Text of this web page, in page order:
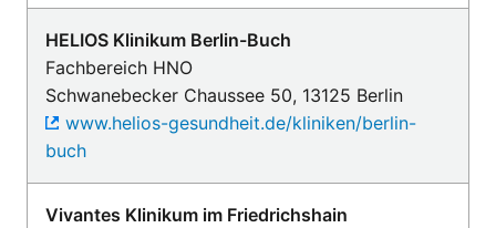
HELIOS Klinikum Berlin-Buch
Fachbereich HNO
Schwanebecker Chaussee 50, 13125 Berlin
www.helios-gesundheit.de/kliniken/berlin-
buch
Vivantes Klinikum im Friedrichshain